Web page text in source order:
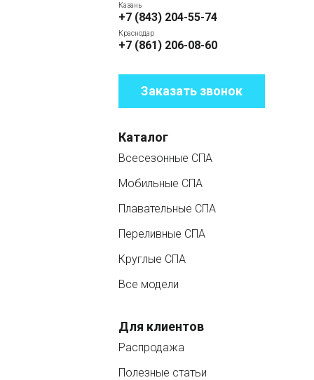
Казань
+7 (843) 204-55-74
Краснодар
+7 (861) 206-08-60
Заказать звонок
Каталог
Всесезонные СПА
Мобильные СПА
Плавательные СПА
Переливные СПА
Круглые СПА
Все модели
Для клиентов
Распродажа
Полезные статьи